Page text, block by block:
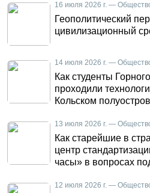
16 июля 2026 г. —
Геополитический
цивилизационный
14 июля 2026 г. —
Как студенты
проходили
Кольском
13 июля 2026 г. —
Как старейшие в
центр
часы» в вопросах
12 июля 2026 г. —